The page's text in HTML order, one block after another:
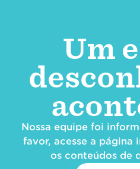
Um
Nossa equipe foi
favor, acesse a
os conteúdos de